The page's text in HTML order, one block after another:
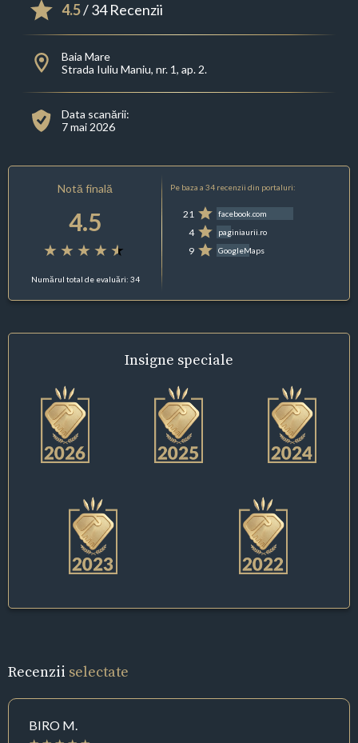
4.5/ 34 Recenzii
Baia Mare
Strada Iuliu Maniu, nr. 1, ap. 2.
Data scanării:
7 mai 2026
Notă finală
4.5
Numărul total de evaluări: 34
Pe baza a 34 recenzii din portaluri:
21 facebook.com
4 paginiaurii.ro
9 GoogleMaps
Insigne speciale
Recenzii selectate
BIRO M.